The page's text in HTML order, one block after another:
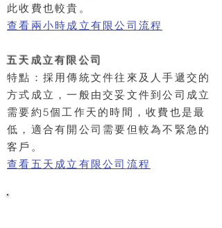
此收費也較貴。
查看兩小時成立有限公司流程
五天成立有限公司
特點：採用傳統文件往來及人手遞交的
方式成立，一般由交妥文件到公司成立
需要約5個工作天的時間，收費也是最
低，適合有開公司需要但較為不緊急的
客戶。
查看五天 成立有限公司 流程